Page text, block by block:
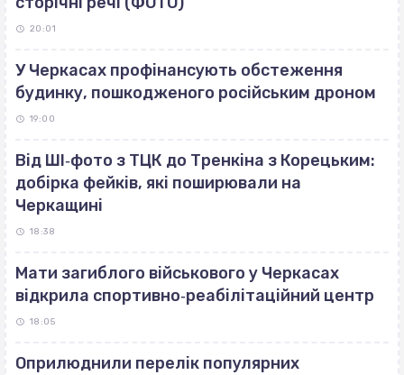
20:01
У Черкасах профінансують обстеження
будинку, пошкодженого російським дроном
19:00
Від ШІ‐фото з ТЦК до Тренкіна з Корецьким:
добірка фейків, які поширювали на
Черкащині
18:38
Мати загиблого військового у Черкасах
відкрила спортивно‐реабілітаційний центр
18:05
Оприлюднили перелік популярних